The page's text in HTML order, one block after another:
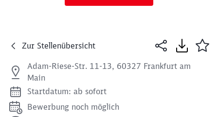
Zur Stellenübersicht
Adam-Riese-Str. 11-13, 60327 Frankfurt am
Main
Startdatum: ab sofort
Bewerbung noch möglich